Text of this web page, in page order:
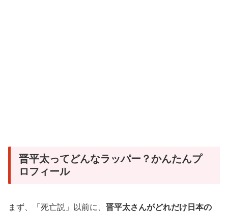
晋平太ってどんなラッパー？かんたんプ
ロフィール
まず、「死亡説」以前に、 晋平太さんがどれだけ日本の